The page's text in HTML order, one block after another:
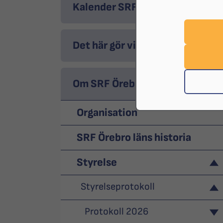
Kalender SRF Örebro
Det här gör vi
Om SRF Örebro
Organisation
SRF Örebro läns historia
Styrelse
Styrelseprotokoll
Protokoll 2026